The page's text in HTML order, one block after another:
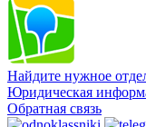
Найдите нужное
Юридическая
Обратная связь